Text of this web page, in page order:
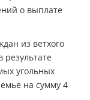
о выплате
из ветхого
угольных
на сумму 4